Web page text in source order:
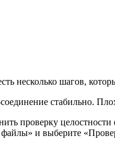
несколько шагов,
стабильно.
проверку
и выберите